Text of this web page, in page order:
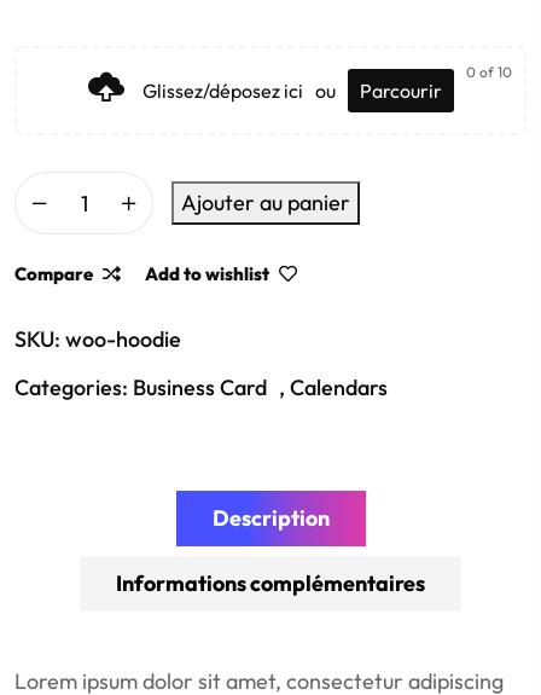
Glissez/déposez ici ou Parcourir
0 of 10
Ajouter au panier
Compare Add to wishlist
SKU: woo-hoodie
Categories: Business Card , Calendars
Description
Informations complémentaires
Lorem ipsum dolor sit amet, consectetur adipiscing